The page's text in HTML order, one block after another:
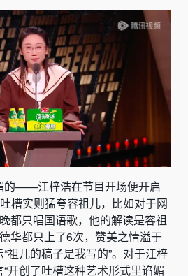
的——江梓浩在节目开场便开启
槽实则猛夸容祖儿，比如对于网
都只唱国语歌，他的解读是容祖
华都只上了6次，赞美之情溢于
祖儿的稿子是我写的”。对于江梓
开创了吐槽这种艺术形式里谄媚